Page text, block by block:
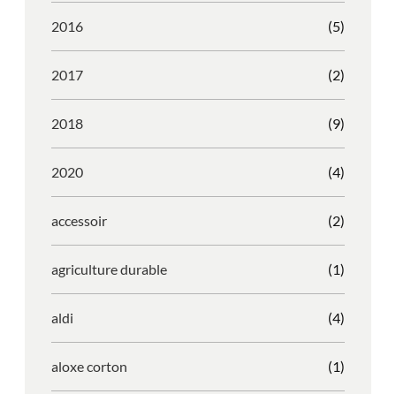
2016 (5)
2017 (2)
2018 (9)
2020 (4)
accessoir (2)
agriculture durable (1)
aldi (4)
aloxe corton (1)